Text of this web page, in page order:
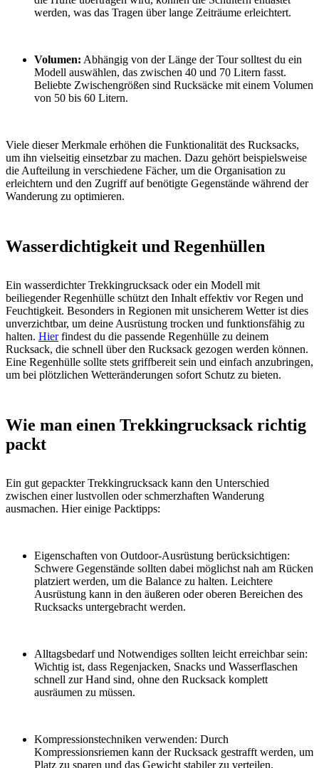
werden, was das Tragen über lange Zeiträume erleichtert.
Volumen: Abhängig von der Länge der Tour solltest du ein
Modell auswählen, das zwischen 40 und 70 Litern fasst.
Beliebte Zwischengrößen sind Rucksäcke mit einem Volumen
von 50 bis 60 Litern.
Viele dieser Merkmale erhöhen die Funktionalität des Rucksacks,
um ihn vielseitig einsetzbar zu machen. Dazu gehört beispielsweise
die Aufteilung in verschiedene Fächer, um die Organisation zu
erleichtern und den Zugriff auf benötigte Gegenstände während der
Wanderung zu optimieren.
Wasserdichtigkeit und Regenhüllen
Ein wasserdichter Trekkingrucksack oder ein Modell mit
beiliegender Regenhülle schützt den Inhalt effektiv vor Regen und
Feuchtigkeit. Besonders in Regionen mit unsicherem Wetter ist dies
unverzichtbar, um deine Ausrüstung trocken und funktionsfähig zu
halten. Hier findest du die passende Regenhülle zu deinem
Rucksack, die schnell über den Rucksack gezogen werden können.
Eine Regenhülle sollte stets griffbereit sein und einfach anzubringen,
um bei plötzlichen Wetteränderungen sofort Schutz zu bieten.
Wie man einen Trekkingrucksack richtig
packt
Ein gut gepackter Trekkingrucksack kann den Unterschied
zwischen einer lustvollen oder schmerzhaften Wanderung
ausmachen. Hier einige Packtipps:
Eigenschaften von Outdoor-Ausrüstung berücksichtigen:
Schwere Gegenstände sollten dabei möglichst nah am Rücken
platziert werden, um die Balance zu halten. Leichtere
Ausrüstung kann in den äußeren oder oberen Bereichen des
Rucksacks untergebracht werden.
Alltagsbedarf und Notwendiges sollten leicht erreichbar sein:
Wichtig ist, dass Regenjacken, Snacks und Wasserflaschen
schnell zur Hand sind, ohne den Rucksack komplett
ausräumen zu müssen.
Kompressionstechniken verwenden: Durch
Kompressionsriemen kann der Rucksack gestrafft werden, um
Platz zu sparen und das Gewicht stabiler zu verteilen.